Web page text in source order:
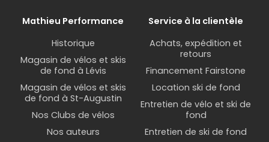
Mathieu Performance
Historique
Magasin de vélos et skis
de fond à Lévis
Magasin de vélos et skis
de fond à St-Augustin
Nos Clubs de vélos
Nos auteurs
Service à la clientèle
Achats, expédition et
retours
Financement Fairstone
Location ski de fond
Entretien de vélo et ski de
fond
Entretien de ski de fond